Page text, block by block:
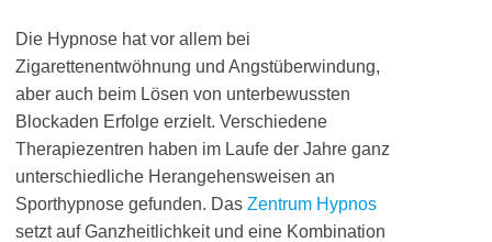
Die Hypnose hat vor allem bei
Zigarettenentwöhnung und Angstüberwindung,
aber auch beim Lösen von unterbewussten
Blockaden Erfolge erzielt. Verschiedene
Therapiezentren haben im Laufe der Jahre ganz
unterschiedliche Herangehensweisen an
Sporthypnose gefunden. Das Zentrum Hypnos
setzt auf Ganzheitlichkeit und eine Kombination